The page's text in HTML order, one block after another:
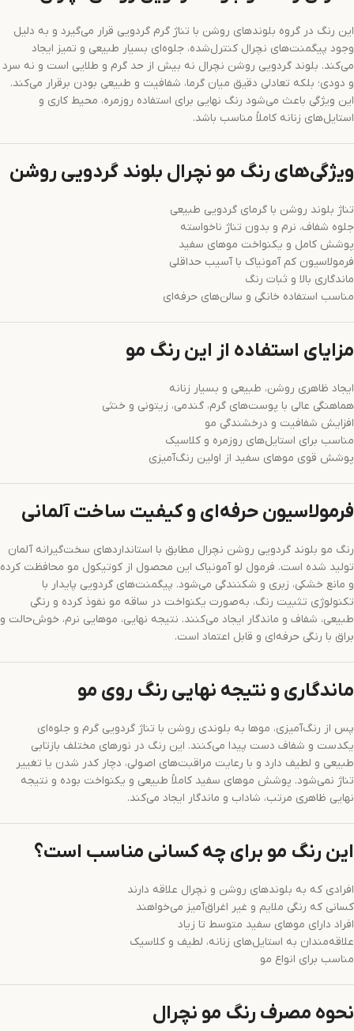
این رنگ در گروه بلوندهای روشن با تناژ گرم گردویی قرار می‌گیرد و به دلیل
وجود پیگمنت‌های نچرال کنترل‌شده، جلوه‌ای بسیار طبیعی و تمیز ایجاد
می‌کند. بلوند گردویی روشن نچرال نه بیش از حد گرم و طلایی است و نه سرد
و دودی؛ بلکه تعادلی دقیق میان گرما، شفافیت و طبیعی بودن برقرار می‌کند.
این ویژگی باعث می‌شود رنگ نهایی برای استفاده روزمره، محیط کاری و
استایل‌های زنانه کاملاً مناسب باشد.
ویژگی‌های رنگ مو نچرال بلوند گردویی روشن
تناژ بلوند روشن با گرمای گردویی طبیعی
جلوه شفاف، نرم و بدون تناژ ناخواسته
پوشش کامل و یکنواخت موهای سفید
فرمولاسیون کم آمونیاک با آسیب حداقلی
ماندگاری بالا و ثبات رنگ
مناسب استفاده خانگی و سالن‌های حرفه‌ای
مزایای استفاده از این رنگ مو
ایجاد ظاهری روشن، طبیعی و بسیار زنانه
هماهنگی عالی با پوست‌های گرم، گندمی، زیتونی و خنثی
افزایش شفافیت و درخشندگی مو
مناسب برای استایل‌های روزمره و کلاسیک
پوشش قوی موهای سفید از اولین رنگ‌آمیزی
فرمولاسیون حرفه‌ای و کیفیت ساخت آلمانی
رنگ مو بلوند گردویی روشن نچرال مطابق با استانداردهای سخت‌گیرانه آلمان
تولید شده است. فرمول لو آمونیاک این محصول از کوتیکول مو محافظت کرده
و مانع خشکی، زبری و شکنندگی می‌شود. پیگمنت‌های گردویی پایدار با
تکنولوژی تثبیت رنگ، به‌صورت یکنواخت در ساقه مو نفوذ کرده و رنگی
طبیعی، شفاف و ماندگار ایجاد می‌کنند. نتیجه نهایی، موهایی نرم، خوش‌حالت و
براق با رنگی حرفه‌ای و قابل اعتماد است.
ماندگاری و نتیجه نهایی رنگ روی مو
پس از رنگ‌آمیزی، موها به بلوندی روشن با تناژ گردویی گرم و جلوه‌ای
یکدست و شفاف دست پیدا می‌کنند. این رنگ در نورهای مختلف بازتابی
طبیعی و لطیف دارد و با رعایت مراقبت‌های اصولی، دچار کدر شدن یا تغییر
تناژ نمی‌شود. پوشش موهای سفید کاملاً طبیعی و یکنواخت بوده و نتیجه
نهایی ظاهری مرتب، شاداب و ماندگار ایجاد می‌کند.
این رنگ مو برای چه کسانی مناسب است؟
افرادی که به بلوندهای روشن و نچرال علاقه دارند
کسانی که رنگی ملایم و غیر اغراق‌آمیز می‌خواهند
افراد دارای موهای سفید متوسط تا زیاد
علاقه‌مندان به استایل‌های زنانه، لطیف و کلاسیک
مناسب برای انواع مو
نحوه مصرف رنگ مو نچرال